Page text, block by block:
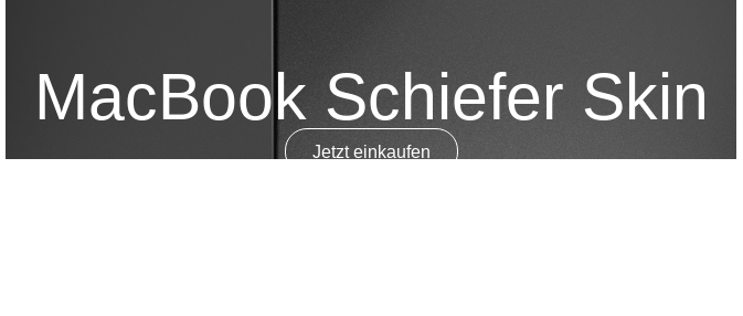
MacBook Schiefer Skin
Jetzt einkaufen